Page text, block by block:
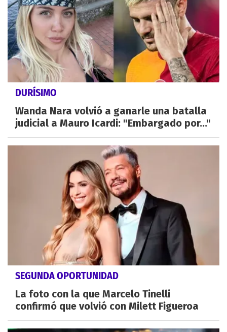
DURÍSIMO
Wanda Nara volvió a ganarle una batalla
judicial a Mauro Icardi: "Embargado por..."
SEGUNDA OPORTUNIDAD
La foto con la que Marcelo Tinelli
confirmó que volvió con Milett Figueroa